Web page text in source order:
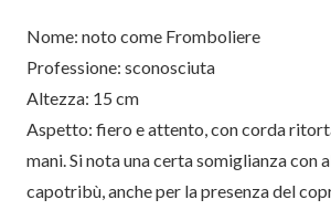
Nome: noto come Fromboliere
Professione: sconosciuta
Altezza: 15 cm
Aspetto: fiero e attento, con corda
mani. Si nota una certa somiglianza con
capotribù, anche per la presenza del